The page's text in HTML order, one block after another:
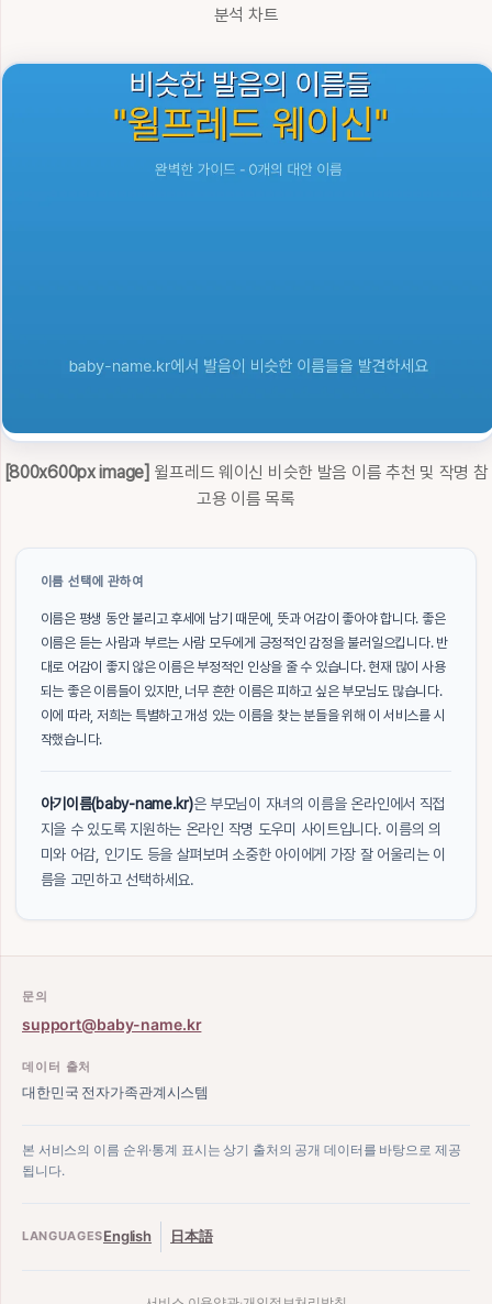
분석 차트
[800x600px image] 윌프레드 웨이신 비슷한 발음 이름 추천 및 작명 참
고용 이름 목록
이름 선택에 관하여
이름은 평생 동안 불리고 후세에 남기 때문에, 뜻과 어감이 좋아야 합니다. 좋은
이름은 듣는 사람과 부르는 사람 모두에게 긍정적인 감정을 불러일으킵니다. 반
대로 어감이 좋지 않은 이름은 부정적인 인상을 줄 수 있습니다. 현재 많이 사용
되는 좋은 이름들이 있지만, 너무 흔한 이름은 피하고 싶은 부모님도 많습니다.
이에 따라, 저희는 특별하고 개성 있는 이름을 찾는 분들을 위해 이 서비스를 시
작했습니다.
아기이름(baby-name.kr)은 부모님이 자녀의 이름을 온라인에서 직접
지을 수 있도록 지원하는 온라인 작명 도우미 사이트입니다. 이름의 의
미와 어감, 인기도 등을 살펴보며 소중한 아이에게 가장 잘 어울리는 이
름을 고민하고 선택하세요.
문의
support@baby-name.kr
데이터 출처
대한민국 전자가족관계시스템
본 서비스의 이름 순위·통계 표시는 상기 출처의 공개 데이터를 바탕으로 제공
됩니다.
LANGUAGESEnglish 日本語